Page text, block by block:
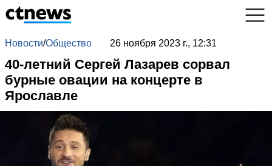
Новости/Общество 26 ноября 2023 г., 12:31
40-летний Сергей Лазарев сорвал
бурные овации на концерте в
Ярославле